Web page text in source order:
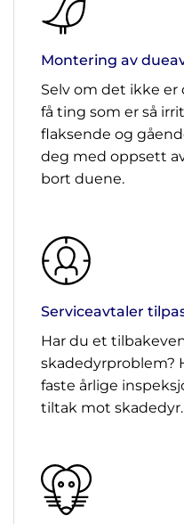
Montering av
Selv om det ikke
få ting som er så
flaksende og
deg med oppsett
bort duene.
Serviceavtaler
Har du et
skadedyrproblem?
faste årlige
tiltak mot skadedyr.